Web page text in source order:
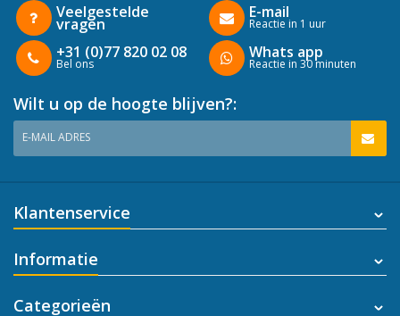
Veelgestelde
vragen
+31 (0)77 820 02 08
Bel ons
E-mail
Reactie in 1 uur
Whats app
Reactie in 30 minuten
Wilt u op de hoogte blijven?:
E-MAIL ADRES
Klantenservice
Informatie
Categorieën